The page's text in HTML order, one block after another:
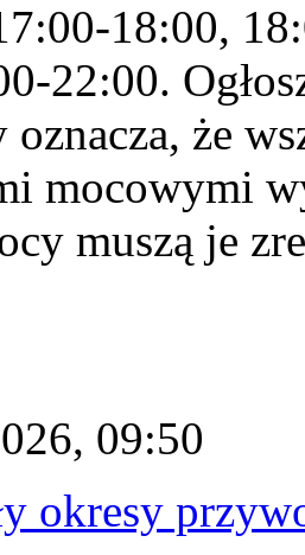
18:00,
22:00.
że
mocowymi
muszą je
09:50
okresy